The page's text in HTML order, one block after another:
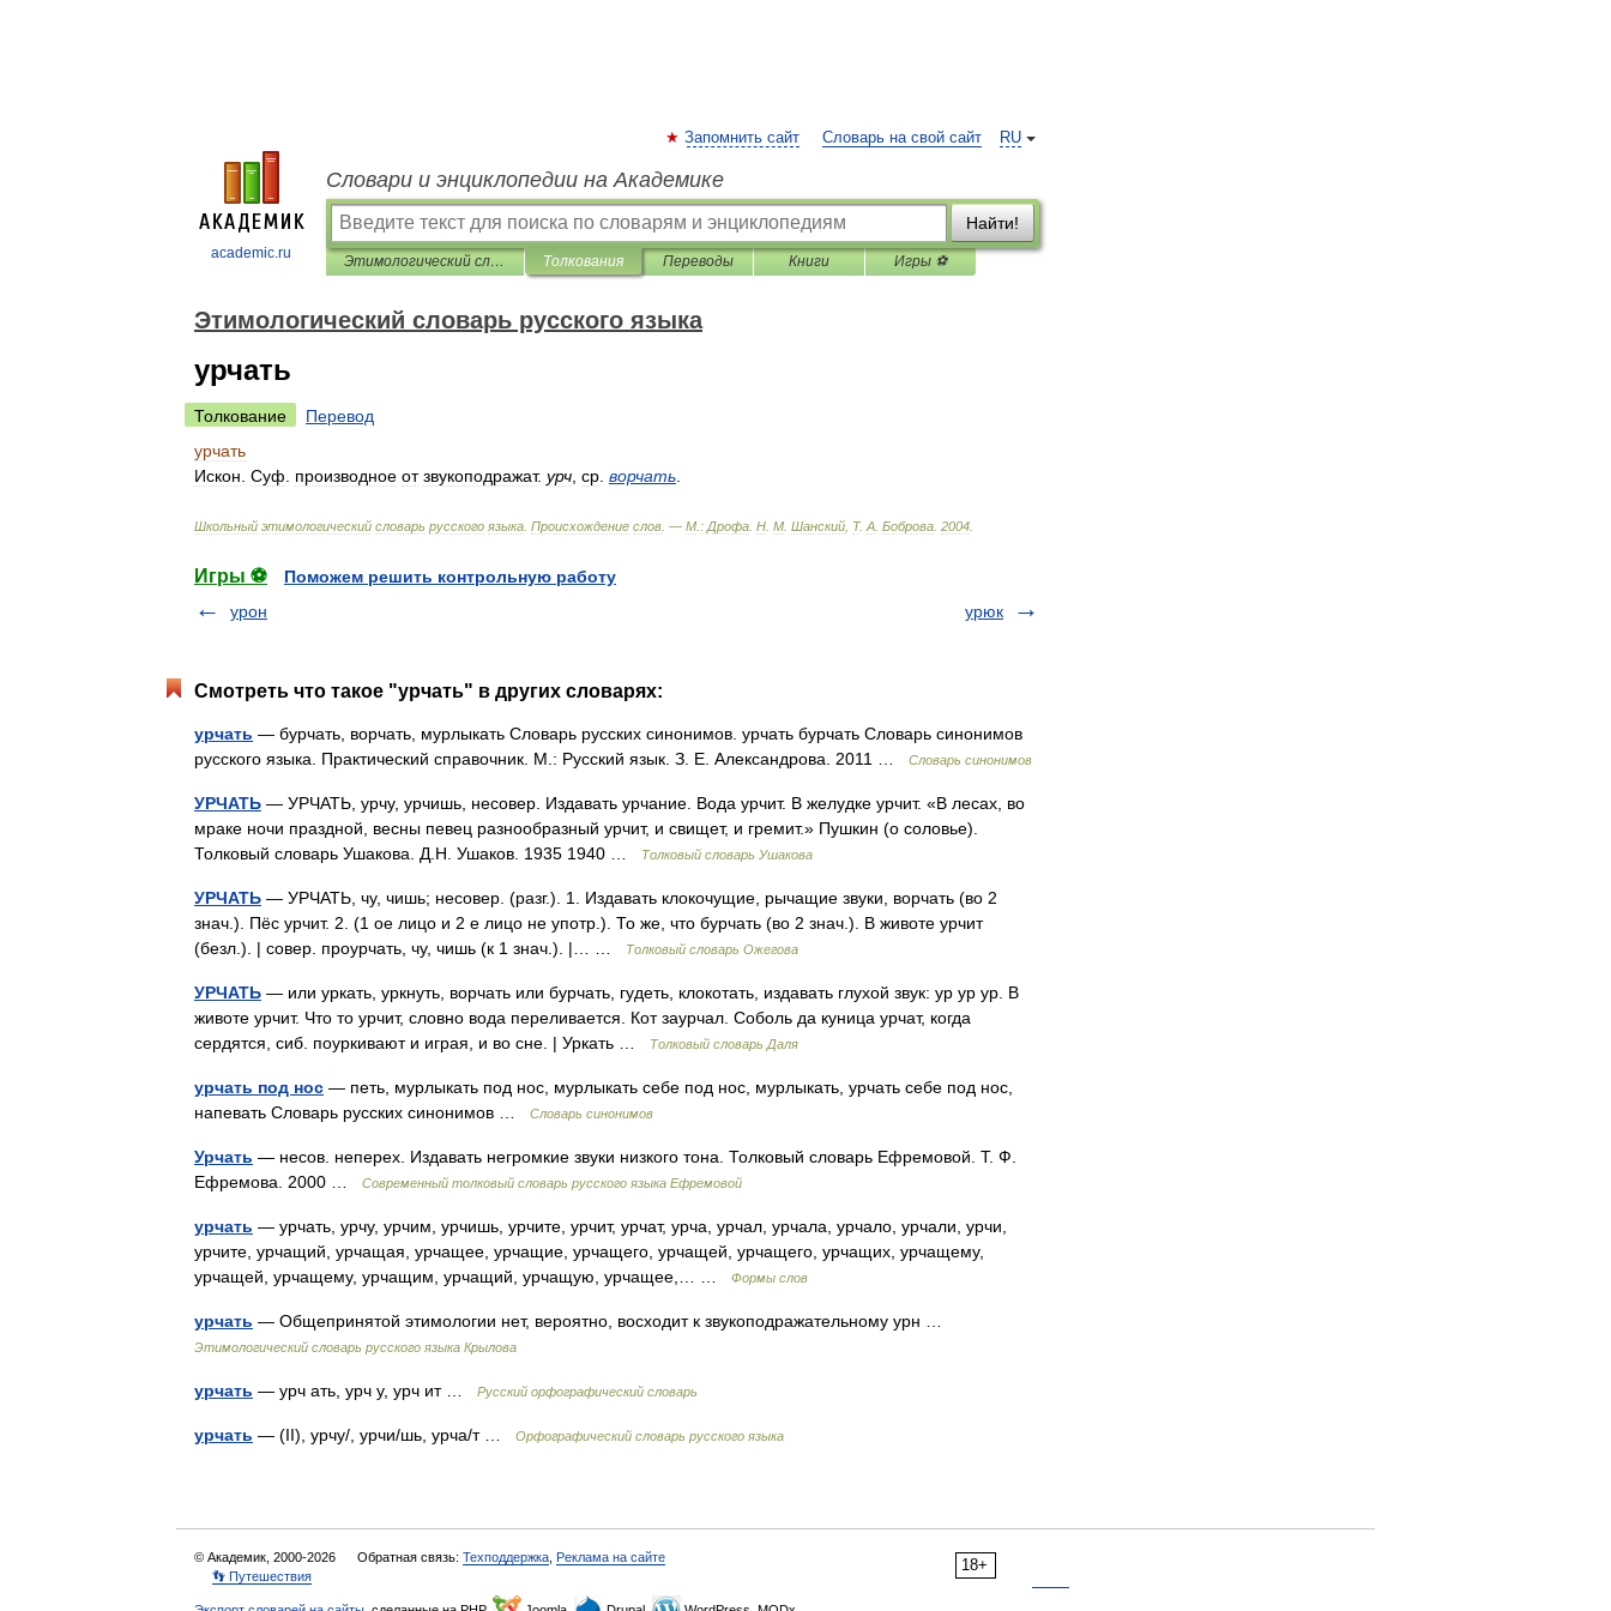
academic.ru
RU
Запомнить сайт Словарь на свой сайт
Словари и энциклопедии на Академике
Найти!
Этимологический словарь русского языка Толкования Переводы Книги Игры ⚽
Этимологический словарь русского языка
урчать
Толкование
Перевод
урчать
Искон Суф производное от звукоподражат. урч ср ворчать
Школьный этимологический словарь русского языка Происхождение слов . — М : Дрофа Н М Шанский Т. А Боброва 2004
Игры ⚽
Поможем решить контрольную работу
урон
урюк
Смотреть что такое "урчать" в других словарях:
урчать — бурчать, ворчать, мурлыкать Словарь русских синонимов. урчать бурчать Словарь синонимов
русского языка. Практический справочник. М.: Русский язык. З. Е. Александрова. 2011 …
Словарь синонимов
УРЧАТЬ — УРЧАТЬ, урчу, урчишь, несовер. Издавать урчание. Вода урчит. В желудке урчит. «В лесах, во
мраке ночи праздной, весны певец разнообразный урчит, и свищет, и гремит.» Пушкин (о соловье).
Толковый словарь Ушакова. Д.Н. Ушаков. 1935 1940 …
Толковый словарь Ушакова
УРЧАТЬ — УРЧАТЬ, чу, чишь; несовер. (разг.). 1. Издавать клокочущие, рычащие звуки, ворчать (во 2
знач.). Пёс урчит. 2. (1 ое лицо и 2 е лицо не употр.). То же, что бурчать (во 2 знач.). В животе урчит
(безл.). | совер. проурчать, чу, чишь (к 1 знач.). |… …
Толковый словарь Ожегова
УРЧАТЬ — или уркать, уркнуть, ворчать или бурчать, гудеть, клокотать, издавать глухой звук: ур ур ур. В
животе урчит. Что то урчит, словно вода переливается. Кот заурчал. Соболь да куница урчат, когда
сердятся, сиб. поуркивают и играя, и во сне. | Уркать …
Толковый словарь Даля
урчать под нос — петь, мурлыкать под нос, мурлыкать себе под нос, мурлыкать, урчать себе под нос,
напевать Словарь русских синонимов …
Словарь синонимов
Урчать — несов. неперех. Издавать негромкие звуки низкого тона. Толковый словарь Ефремовой. Т. Ф.
Ефремова. 2000 …
Современный толковый словарь русского языка Ефремовой
урчать — урчать, урчу, урчим, урчишь, урчите, урчит, урчат, урча, урчал, урчала, урчало, урчали, урчи,
урчите, урчащий, урчащая, урчащее, урчащие, урчащего, урчащей, урчащего, урчащих, урчащему,
урчащей, урчащему, урчащим, урчащий, урчащую, урчащее,… …
Формы слов
урчать — Общепринятой этимологии нет, вероятно, восходит к звукоподражательному урн …
Этимологический словарь русского языка Крылова
урчать — урч ать, урч у, урч ит … Русский орфографический словарь
урчать — (II), урчу/, урчи/шь, урча/т … Орфографический словарь русского языка
18+
© Академик, 2000-2026 Обратная связь: Техподдержка Реклама на сайте
👣 Путешествия